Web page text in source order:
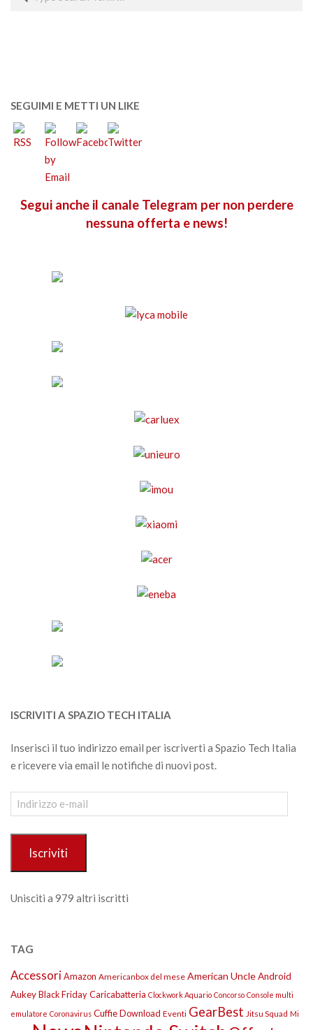
SEGUIMI E METTI UN LIKE
Segui anche il canale Telegram per non perdere
nessuna offerta e news!
ISCRIVITI A SPAZIO TECH ITALIA
Inserisci il tuo indirizzo email per iscriverti a Spazio Tech Italia
e ricevere via email le notifiche di nuovi post.
Indirizzo
e-
Iscriviti
Unisciti a 979 altri iscritti
TAG
AccessoriAmazon Americanbox del mese American UncleAndroid
AukeyBlack FridayCaricabatteria Clockwork Aquario Concorso Console multi
emulatore Coronavirus CuffieDownload Eventi GearBest Jitsu Squad Mi